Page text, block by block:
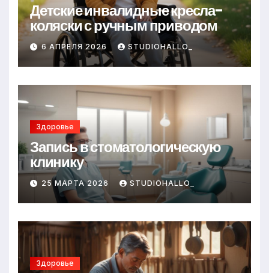
Детские инвалидные кресла-
коляски с ручным приводом
6 АПРЕЛЯ 2026 STUDIOHALLO_
Здоровье
Запись в стоматологическую
клинику
25 МАРТА 2026 STUDIOHALLO_
Здоровье